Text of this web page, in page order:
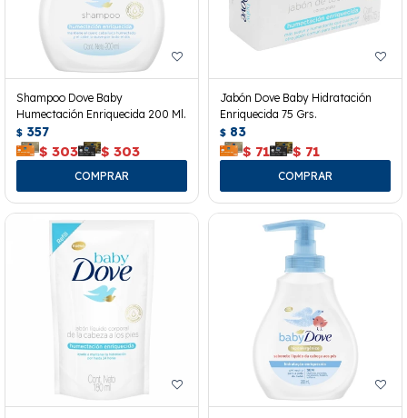
Shampoo Dove Baby
Humectación Enriquecida 200 Ml.
$ 357
$ 303 $ 303
Jabón Dove Baby Hidratación
Enriquecida 75 Grs.
$ 83
$ 71 $ 71